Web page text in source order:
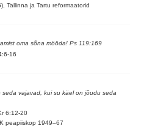
Tallinna ja Tartu reformaatorid
oma sõna mööda! Ps 119:169
16
vajavad, kui su käel on jõudu seda
6:12-20
peapiiskop 1949–67